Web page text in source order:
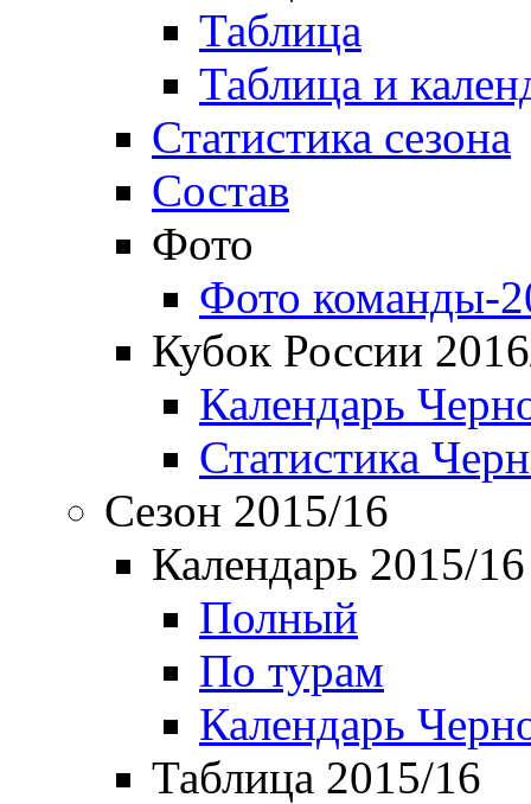
Таблица
Таблица и
Статистика сезона
Состав
Фото
Фото команды-
Кубок России
Календарь
Статистика
Сезон 2015/16
Календарь 2015/16
Полный
По турам
Календарь
Таблица 2015/16